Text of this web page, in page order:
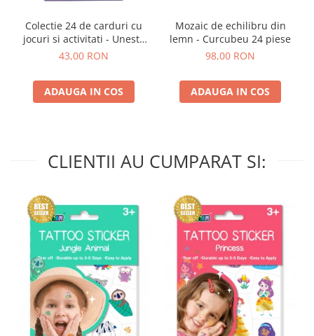
Colectie 24 de carduri cu
jocuri si activitati - Uneste
punctele
43,00 RON
ADAUGA IN COS
Mozaic de echilibru din
lemn - Curcubeu 24 piese
98,00 RON
ADAUGA IN COS
CLIENTII AU CUMPARAT SI: